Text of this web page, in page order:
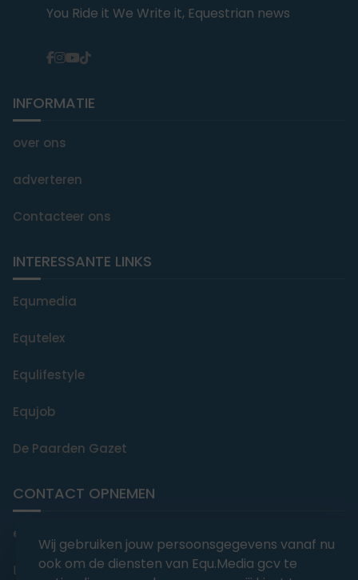
You Ride it We Write it, Equestrian news
INFORMATIE
over ons
adverteren
Contacteer ons
INTERESSANTE LINKS
Equmedia
Equtelex
Equlifestyle
Equjob
De Paarden Gazet
CONTACT OPNEMEN
editorial@equmedia.be
Langendamdreef 22 9880 Aalter België
Wij gebruiken jouw persoonsgegevens vanaf nu
ook om de diensten van Equ.Media gcv te